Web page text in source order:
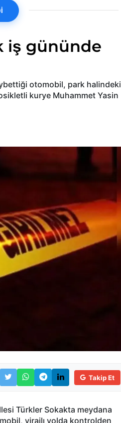
iş gününde
otomobil, park halindeki
kurye Muhammet Yasin
Takip Et
Türkler Sokakta meydana
virajlı yolda kontrolden